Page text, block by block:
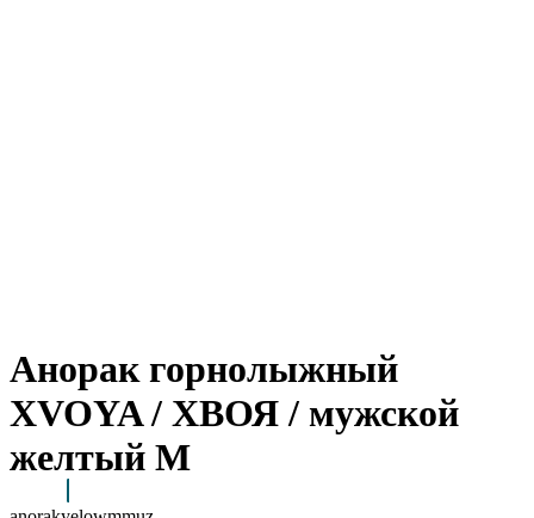
Анорак горнолыжный
XVOYA / ХВОЯ / мужской
желтый M